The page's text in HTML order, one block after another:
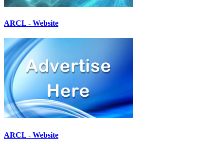
ARCL - Website
ARCL - Website